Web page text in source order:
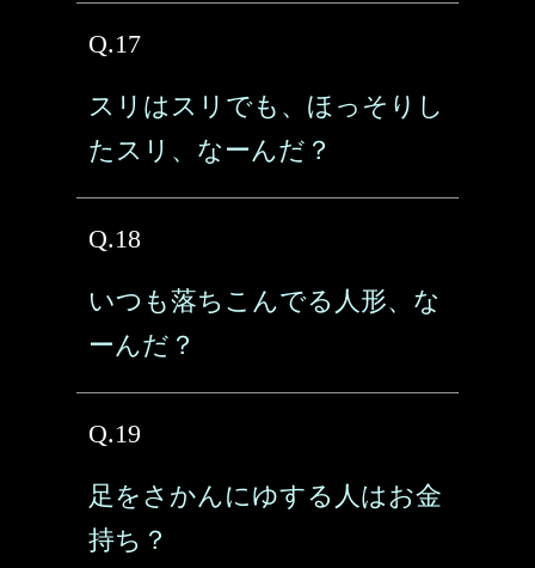
Q.17
スリはスリでも、ほっそりし
たスリ、なーんだ？
Q.18
いつも落ちこんでる人形、な
ーんだ？
Q.19
足をさかんにゆする人はお金
持ち？